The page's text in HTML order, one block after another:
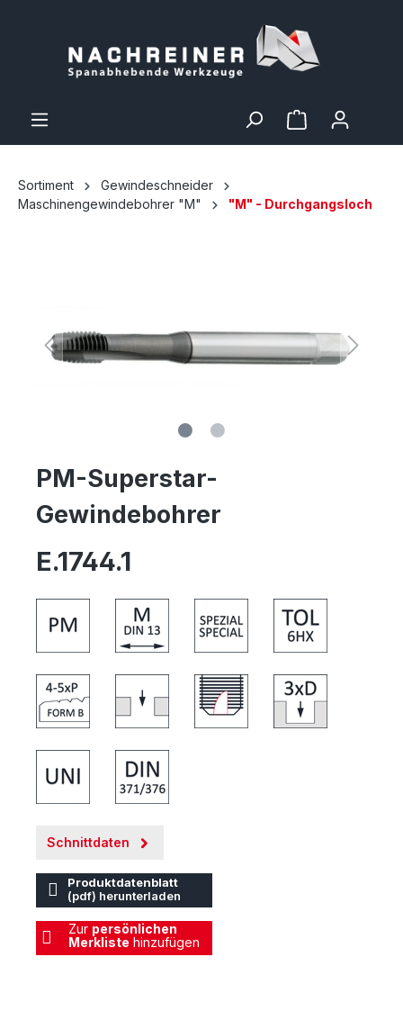
Sortiment
Gewindeschneider
Maschinengewindebohrer "M"
"M" - Durchgangsloch
PM-Superstar-
Gewindebohrer
E.1744.1
Schnittdaten
Produktdatenblatt
(pdf) herunterladen
Zur persönlichen
Merkliste hinzufügen